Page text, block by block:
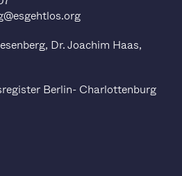
Dr. Joachim Haas,
Berlin- Charlottenburg